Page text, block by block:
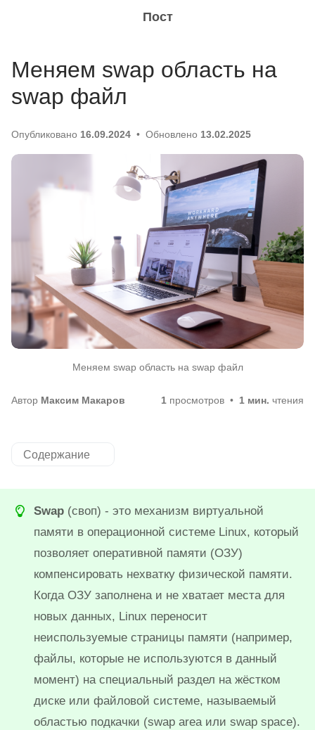
Пост
Меняем swap область на
swap файл
Опубликовано 16.09.2024 Обновлено 13.02.2025
Меняем swap область на swap файл
Автор Максим Макаров 1 просмотров 1 мин. чтения
Содержание
Swap (своп) - это механизм виртуальной
памяти в операционной системе Linux, который
позволяет оперативной памяти (ОЗУ)
компенсировать нехватку физической памяти.
Когда ОЗУ заполнена и не хватает места для
новых данных, Linux переносит
неиспользуемые страницы памяти (например,
файлы, которые не используются в данный
момент) на специальный раздел на жёстком
диске или файловой системе, называемый
областью подкачки (swap area или swap space).